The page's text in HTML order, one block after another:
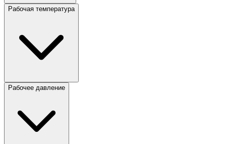
Рабочая температура
Рабочее давление